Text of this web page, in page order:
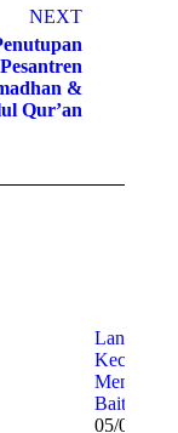
NEXT
Pesantren
&
Qur’an
Langkah
Kecil
Menuju
Baitullah
05/07/